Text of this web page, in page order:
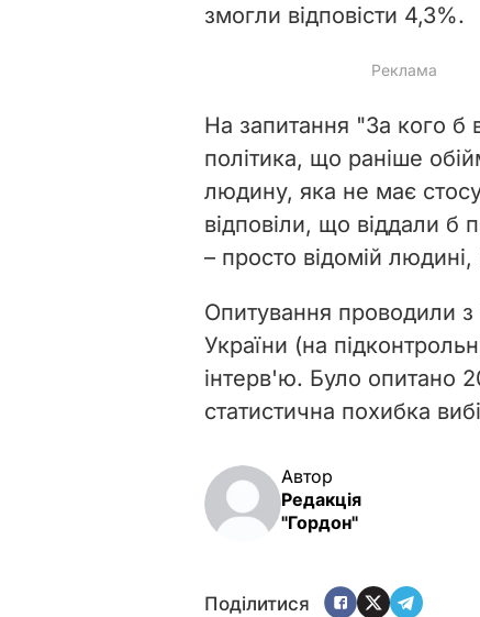
змогли відповісти 4,3%.
На запитання "За кого б
політика, що раніше
людину, яка не має
відповіли, що віддали б
– просто відомій людині,
Опитування проводили з
України (на
інтерв'ю. Було опитано
статистична похибка
Автор
Редакція
"Гордон"
Поділитися